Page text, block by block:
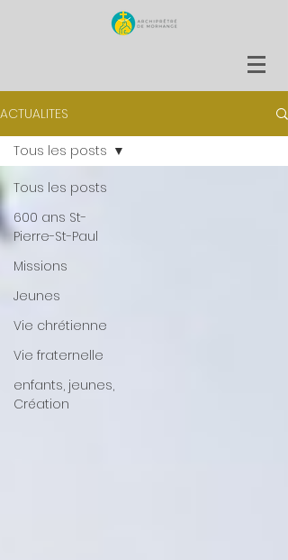
ACTUALITES
Tous les posts
600 ans St-
Pierre-St-Paul
Missions
Jeunes
Vie chrétienne
Vie fraternelle
enfants, jeunes,
Création
Tous les posts